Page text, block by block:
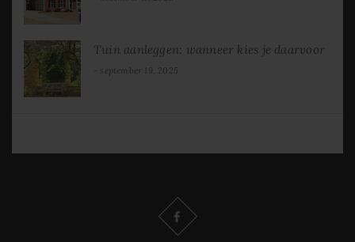
Tuin aanleggen: wanneer kies je daarvoor
september 19, 2025